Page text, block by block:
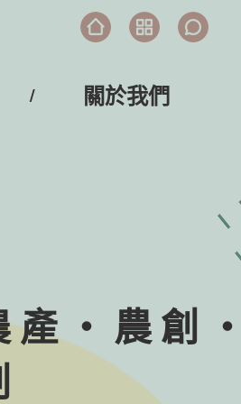
關於我們
產‧農創